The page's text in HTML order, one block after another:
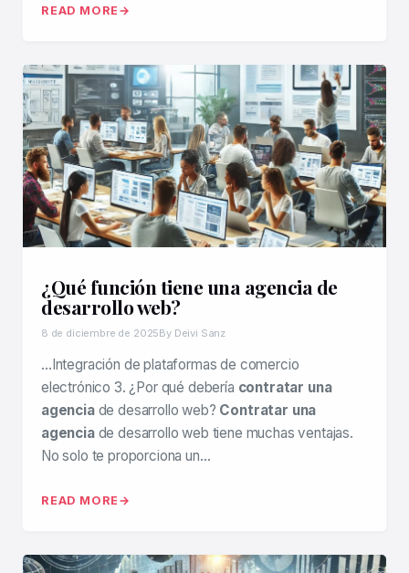
READ MORE
¿Qué función tiene una agencia de
desarrollo web?
8 de diciembre de 2025By Deivi Sanz
…Integración de plataformas de comercio
electrónico 3. ¿Por qué debería contratar una
agenciade desarrollo web? Contratar una
agenciade desarrollo web tiene muchas ventajas.
No solo te proporciona un…
READ MORE